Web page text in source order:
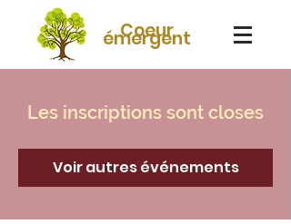
Coeur
émergent
Les inscriptions sont closes
Voir autres événements